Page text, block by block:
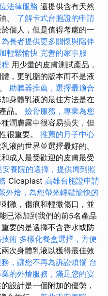
法律服務 還提供含有天然
。 了解卡式台胞證的申請
個人，但是值得考慮的一
長者提供更多關懷與陪伴
輕鬆愉快 完善的家事服
用少量的皮膚測試產品，
，更乳脂的版本而不是液
助聽器推薦，選擇最適合
身體乳液的最佳方法是在
品。 撿骨服務，專業為您
潤膚露中很容易損失，但
很重要。 推薦的月子中心
液的世界並選擇最好的。
和成人最受歡迎的皮膚最受
安養院的選擇，提供周到照
Cicaplast 高雄台胞證申請
外燴，為您帶來輕鬆愉快的
激，傷痕和輕微傷口，並
已添加到我們的前5名產品
要的是選擇不含香水或防
術 多樣化餐盒選擇，方便
次身體乳液以獲得最佳效
，讓您不再為訴訟煩惱 台
的外燴服務，滿足您的宴
設計是一個附加的優勢，